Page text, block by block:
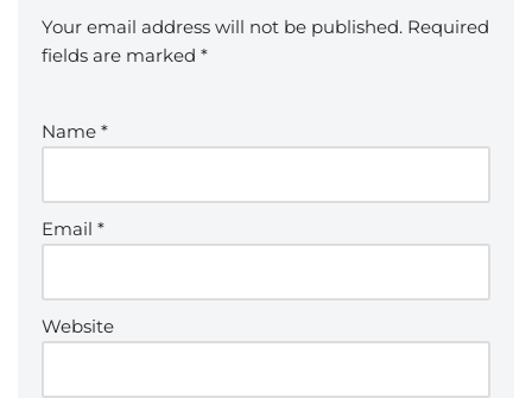
Your email address will not be published. Required
fields are marked *
Name *
Email *
Website